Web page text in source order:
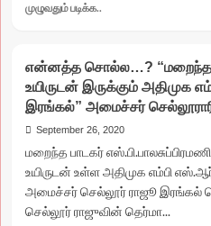
வீடு
முன்
குவிந்த
முழுவதும் படிக்க..
“தமிழகத்தில்
அக்.
31
வரை
மேலும்
ஊரடங்கு
நீட்டிப்பு”
பள்ளி,
கல்லூரிகள்,
என்னத்த சொல்ல…? “மறைந்த
உயிருடன் இருக்கும் அதிமுக
இரங்கல்” அமைச்சர்
September 26, 2020
மறைந்த பாடகர்
உயிருடன் உள்ள அதிமுக எம்பி
அமைச்சர் செல்லூர் ராஜூ இரங்கல்
செல்லூர் ராஜுவின் தெர்மா...